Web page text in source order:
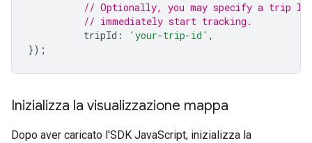
// Optionally, you may specify a trip ID
// immediately start tracking.
tripId : 'your-trip-id' ,
});
Inizializza la visualizzazione mappa
Dopo aver caricato l'SDK JavaScript, inizializza la